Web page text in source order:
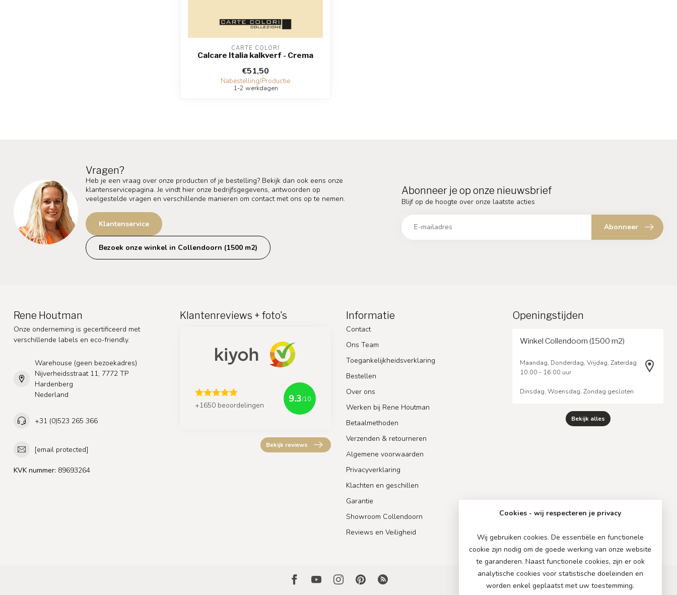
CARTE COLORI
Calcare Italia kalkverf - Crema
€51,50
Nabestelling/Productie
1-2 werkdagen
Vragen?
Heb je een vraag over onze producten of je bestelling? Bekijk dan ook eens onze
klantenservicepagina. Je vindt hier onze bedrijfsgegevens, antwoorden op
veelgestelde vragen en verschillende manieren om contact met ons op te nemen.
Klantenservice
Bezoek onze winkel in Collendoorn (1500 m2)
Abonneer je op onze nieuwsbrief
Blijf op de hoogte over onze laatste acties
Abonneer
Rene Houtman
Onze onderneming is gecertificeerd met
verschillende labels en eco-friendly.
Warehouse (geen bezoekadres)
Nijverheidsstraat 11, 7772 TP
Hardenberg
Nederland
+31 (0)523 265 366
[email protected]
KVK nummer: 89693264
Klantenreviews + foto's
+1650 beoordelingen
9.3/10
Bekijk reviews
Informatie
Contact
Ons Team
Toegankelijkheidsverklaring
Bestellen
Over ons
Werken bij Rene Houtman
Betaalmethoden
Verzenden & retourneren
Algemene voorwaarden
Privacyverklaring
Klachten en geschillen
Garantie
Showroom Collendoorn
Reviews en Veiligheid
Openingstijden
Winkel Collendoorn (1500 m2)
Maandag, Donderdag, Vrijdag, Zaterdag
10.00 - 16:00 uur
Dinsdag, Woensdag, Zondag gesloten
Bekijk alles
Cookies - wij respecteren je privacy
Wij gebruiken cookies. De essentiële en functionele
cookie zijn nodig om de goede werking van onze website
te garanderen. Naast functionele cookies, zijn er ook
analytische cookies voor statistische doeleinden en
worden enkel geplaatst met uw toestemming.